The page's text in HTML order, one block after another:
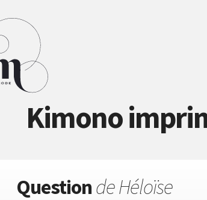
Kimono
Questionde Héloïse